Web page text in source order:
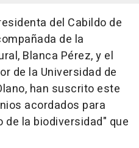
del Cabildo de
de la
Blanca Pérez, y el
de la Universidad de
han suscrito este
acordados para
la biodiversidad" que